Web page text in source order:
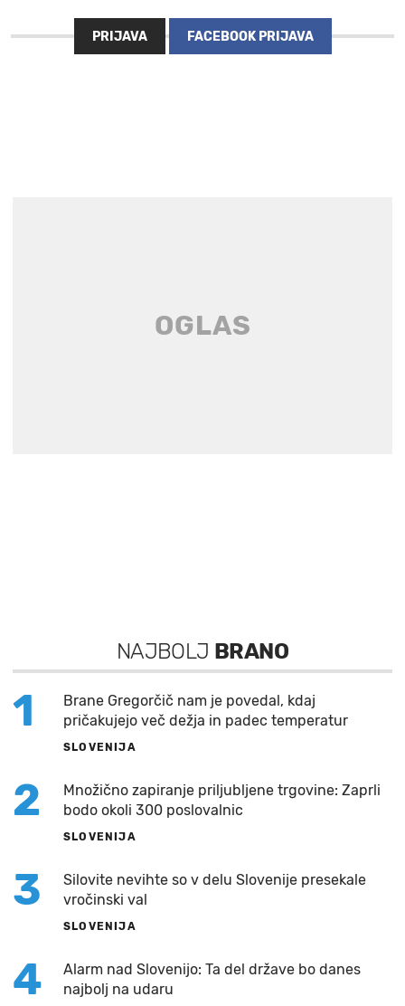
PRIJAVA FACEBOOK PRIJAVA
NAJBOLJ BRANO
1
Brane Gregorčič nam je povedal, kdaj
pričakujejo več dežja in padec temperatur
SLOVENIJA
2
Množično zapiranje priljubljene trgovine: Zaprli
bodo okoli 300 poslovalnic
SLOVENIJA
3
Silovite nevihte so v delu Slovenije presekale
vročinski val
SLOVENIJA
4
Alarm nad Slovenijo: Ta del države bo danes
najbolj na udaru